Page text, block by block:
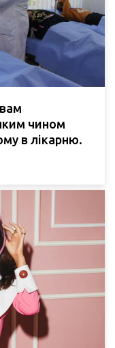
чином
в лікарню.